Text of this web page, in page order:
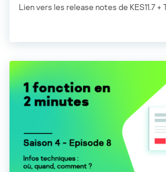
Lien vers les release notes de KES11.7 +